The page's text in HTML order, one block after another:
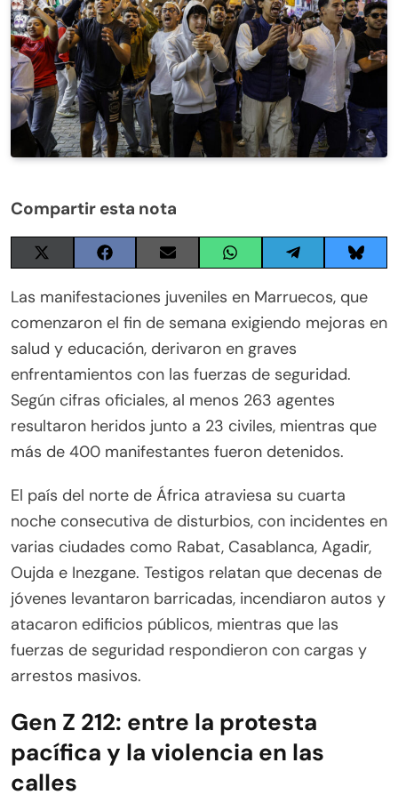
Compartir esta nota
Share
on
X
(Twitter)
Share
on
Facebook
Share
on
Email
Share
on
WhatsApp
Share
on
Telegram
Share
on
Las manifestaciones juveniles en Marruecos, que
comenzaron el fin de semana exigiendo mejoras en
salud y educación, derivaron en graves
enfrentamientos con las fuerzas de seguridad.
Según cifras oficiales, al menos 263 agentes
resultaron heridos junto a 23 civiles, mientras que
más de 400 manifestantes fueron detenidos.
El país del norte de África atraviesa su cuarta
noche consecutiva de disturbios, con incidentes en
varias ciudades como Rabat, Casablanca, Agadir,
Oujda e Inezgane. Testigos relatan que decenas de
jóvenes levantaron barricadas, incendiaron autos y
atacaron edificios públicos, mientras que las
fuerzas de seguridad respondieron con cargas y
arrestos masivos.
Gen Z 212: entre la protesta
pacífica y la violencia en las
calles